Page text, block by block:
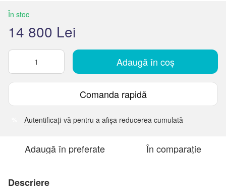
În stoc
14 800 Lei
Adaugă în coș
Comanda rapidă
Autentificați-vă pentru a afișa reducerea cumulată
Adaugă în preferate În comparație
Descriere